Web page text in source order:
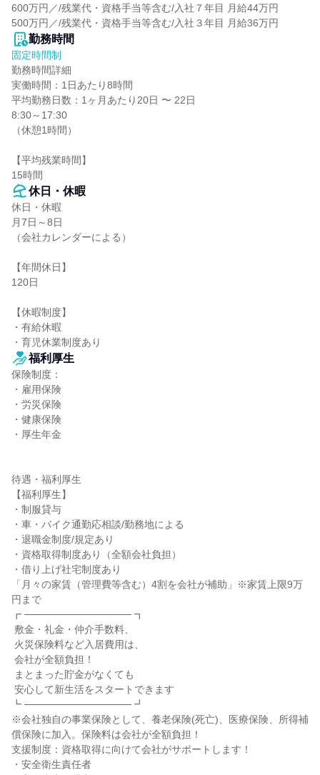
600万円／/残業代・資格手当等含む/入社７年目 月給44万円
500万円／/残業代・資格手当等含む/入社３年目 月給36万円
勤務時間
固定時間制
勤務時間詳細
実働時間：1日あたり8時間
平均勤務日数：1ヶ月あたり20日 〜 22日
8:30～17:30
（休憩1時間）
【平均残業時間】
15時間
休日・休暇
休日・休暇
月7日～8日
（会社カレンダーによる）
【年間休日】
120日
【休暇制度】
・有給休暇
・育児休業制度あり
福利厚生
保険制度：
・雇用保険
・労災保険
・健康保険
・厚生年金
待遇・福利厚生
【福利厚生】
・制服貸与
・車・バイク通勤応相談/勤務地による
・退職金制度/規定あり
・資格取得制度あり（全額会社負担）
・借り上げ社宅制度あり
「月々の家賃（管理費等含む）4割を会社が補助」※家賃上限9万
円まで
┏ ─────────────── ┓
┗ ─────────────── ┛
※会社独自の事業保険として、養老保険(死亡)、医療保険、所得補
償保険に加入。保険料は会社が全額負担！
支援制度：資格取得に向けて会社がサポートします！
・安全衛生責任者